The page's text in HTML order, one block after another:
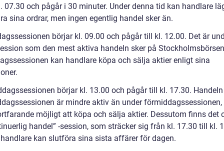
07.30 och pågår i 30 minuter. Under denna tid kan handlare
sina ordrar, men ingen egentlig handel sker än.
börjar kl. 09.00 och pågår till kl. 12.00. Det är
som den mest aktiva handeln sker på
kan handlare köpa och sälja aktier enligt sina
börjar kl. 13.00 och pågår till kl. 17.30.
är mindre aktiv än under förmiddagssessionen,
möjligt att köpa och sälja aktier. Dessutom finns det
handel” -session, som sträcker sig från kl. 17.30 till kl.
kan slutföra sina sista affärer för dagen.